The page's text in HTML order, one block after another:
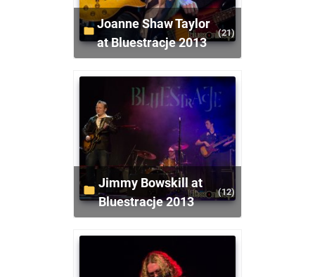
Joanne Shaw Taylor
at Bluestracje 2013
(21)
Jimmy Bowskill at
Bluestracje 2013
(12)